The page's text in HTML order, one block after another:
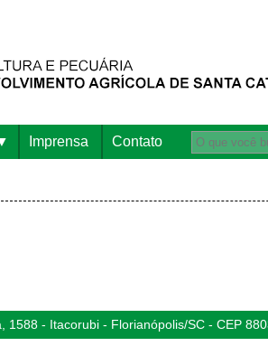
Imprensa Contato
1588 - Itacorubi - Florianópolis/SC - CEP